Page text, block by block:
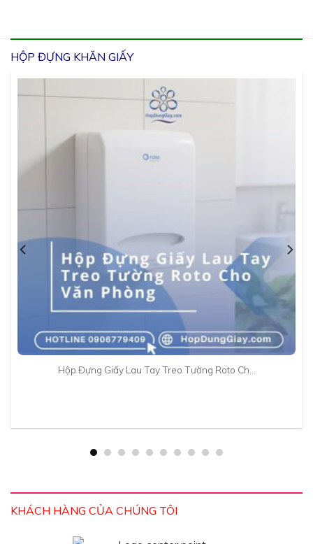
HỘP ĐỰNG KHĂN GIẤY
Hộp Đựng Giấy Lau Tay Treo Tường Roto Ch…
KHÁCH HÀNG CỦA CHÚNG TÔI